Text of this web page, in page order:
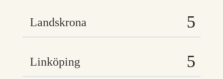
Landskrona
Linköping